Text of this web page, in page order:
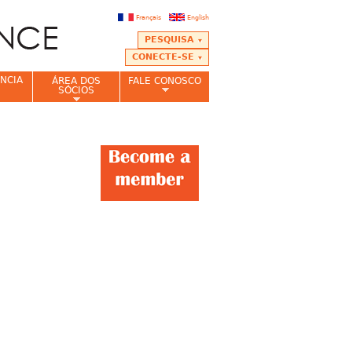
English
Français
PESQUISA
CONECTE-SE
ÁREA DOS
SÓCIOS
FALE CONOSCO